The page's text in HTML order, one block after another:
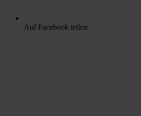
Auf Facebook teilen